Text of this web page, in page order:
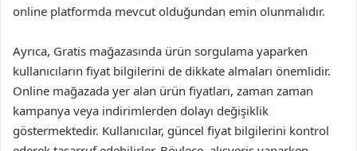
online platformda mevcut olduğundan emin olunmalıdır.
Ayrıca, Gratis mağazasında ürün sorgulama yaparken
kullanıcıların fiyat bilgilerini de dikkate almaları önemlidir.
Online mağazada yer alan ürün fiyatları, zaman zaman
kampanya veya indirimlerden dolayı değişiklik
göstermektedir. Kullanıcılar, güncel fiyat bilgilerini kontrol